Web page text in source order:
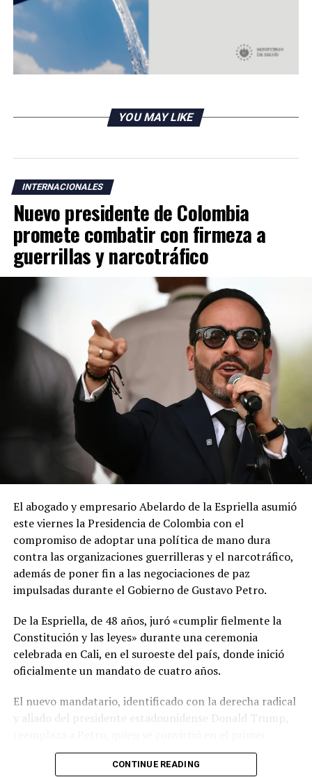
YOU MAY LIKE
INTERNACIONALES
Nuevo presidente de Colombia
promete combatir con firmeza a
guerrillas y narcotráfico
El abogado y empresario Abelardo de la Espriella asumió
este viernes la Presidencia de Colombia con el
compromiso de adoptar una política de mano dura
contra las organizaciones guerrilleras y el narcotráfico,
además de poner fin a las negociaciones de paz
impulsadas durante el Gobierno de Gustavo Petro.
De la Espriella, de 48 años, juró «cumplir fielmente la
Constitución y las leyes» durante una ceremonia
celebrada en Cali, en el suroeste del país, donde inició
oficialmente un mandato de cuatro años.
El nuevo mandatario, identificado con la derecha radical
y aliado del presidente estadounidense Donald Trump,
presidente de izquierda de Colombia y ha cuestionado la
legitimidad de la elección de su sucesor al denunciar un
CONTINUE READING